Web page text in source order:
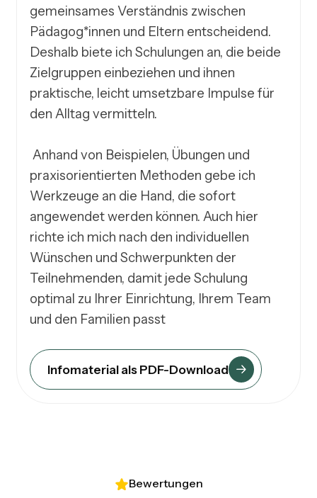
gemeinsames Verständnis zwischen
Pädagog*innen und Eltern entscheidend.
Deshalb biete ich Schulungen an, die beide
Zielgruppen einbeziehen und ihnen
praktische, leicht umsetzbare Impulse für
den Alltag vermitteln.
Anhand von Beispielen, Übungen und
praxisorientierten Methoden gebe ich
Werkzeuge an die Hand, die sofort
angewendet werden können. Auch hier
richte ich mich nach den individuellen
Wünschen und Schwerpunkten der
Teilnehmenden, damit jede Schulung
optimal zu Ihrer Einrichtung, Ihrem Team
und den Familien passt
Infomaterial als PDF-Download
Bewertungen